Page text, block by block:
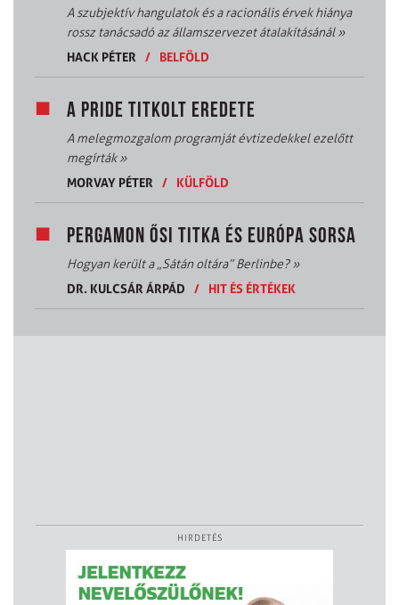
A szubjektív hangulatok és a racionális érvek hiánya
rossz tanácsadó az államszervezet átalakításánál»
HACK PÉTER
/ BELFÖLD
A PRIDE TITKOLT EREDETE
A melegmozgalom programját évtizedekkel ezelőtt
megírták»
MORVAY PÉTER
/ KÜLFÖLD
PERGAMON ŐSI TITKA ÉS EURÓPA SORSA
Hogyan került a „Sátán oltára” Berlinbe?»
DR. KULCSÁR ÁRPÁD
/ HIT ÉS ÉRTÉKEK
HIRDETÉS